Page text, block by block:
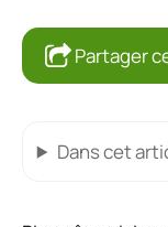
Partager
Dans cet